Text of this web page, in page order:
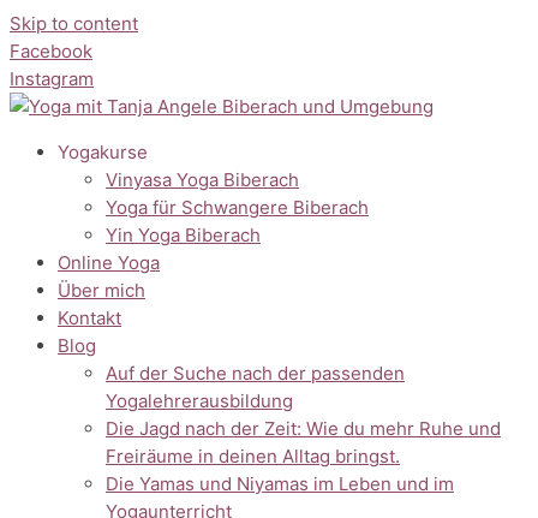
Skip to content
Facebook
Instagram
Yogakurse
Vinyasa Yoga Biberach
Yoga für Schwangere Biberach
Yin Yoga Biberach
Online Yoga
Über mich
Kontakt
Blog
Auf der Suche nach der passenden
Yogalehrerausbildung
Die Jagd nach der Zeit: Wie du mehr Ruhe und
Freiräume in deinen Alltag bringst.
Die Yamas und Niyamas im Leben und im
Yogaunterricht